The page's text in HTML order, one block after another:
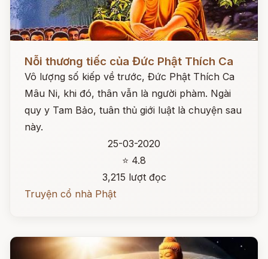
Đọc ngay
Nỗi thương tiếc của Đức Phật Thích Ca
Vô lượng số kiếp về trước, Đức Phật Thích Ca
Mâu Ni, khi đó, thân vẫn là người phàm. Ngài
quy y Tam Bảo, tuân thủ giới luật là chuyện sau
này.
25-03-2020
⭐ 4.8
3,215 lượt đọc
Truyện cổ nhà Phật